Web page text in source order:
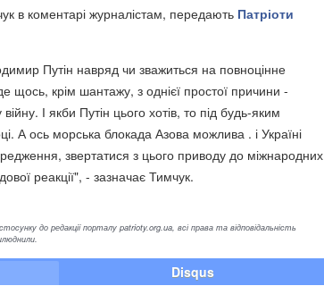
в коментарі журналістам, передають Патріоти
Путін навряд чи зважиться на повноцінне
крім шантажу, з однієї простої причини -
І якби Путін цього хотів, то під будь-яким
А ось морська блокада Азова можлива . і Україні
звертатися з цього приводу до міжнародних
реакції", - зазначає Тимчук.
до редакції порталу patrioty.org.ua, всі права та відповідальність
Disqus